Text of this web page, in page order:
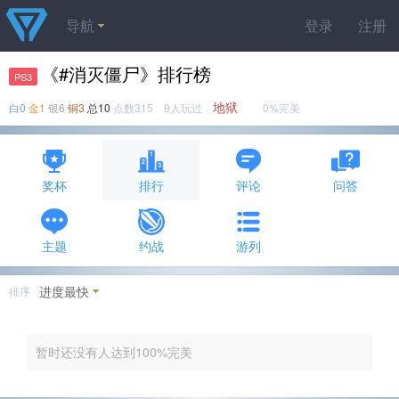
登录 注册
导航
PS3 《#消灭僵尸》排行榜
白0 金1 银6 铜3 总10 点数315 9人玩过 地狱 0%完美
奖杯 排行 评论 问答
主题 约战 游列
排序 进度最快
暂时还没有人达到100%完美